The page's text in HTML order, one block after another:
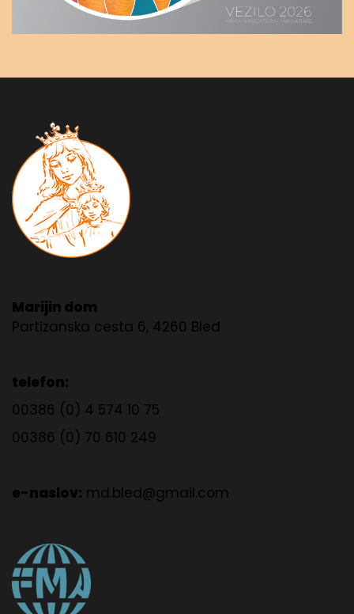
Marijin dom
Partizanska cesta 6, 4260 Bled
telefon:
00386 (0) 4 574 10 75
00386 (0) 70 610 249
e-naslov: md.bled@gmail.com